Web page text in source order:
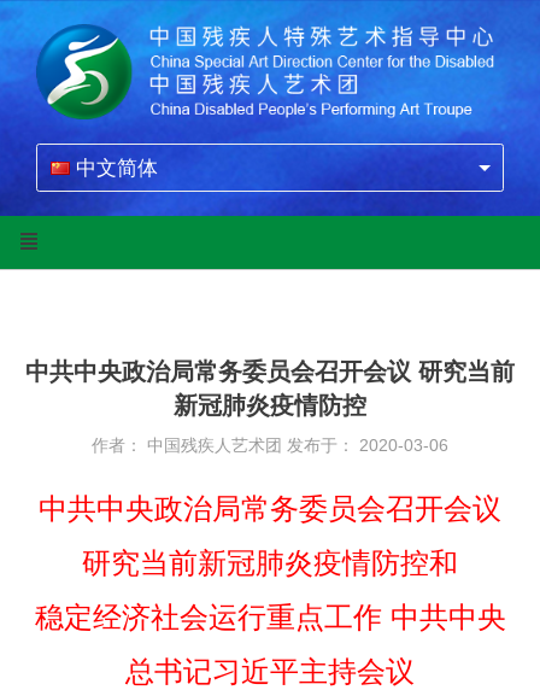
中文简体
中共中央政治局常务委员会召开会议 研究当前
新冠肺炎疫情防控
作者： 中国残疾人艺术团 发布于： 2020-03-06
中共中央政治局常务委员会召开会议
研究当前新冠肺炎疫情防控和
稳定经济社会运行重点工作 中共中央
总书记习近平主持会议